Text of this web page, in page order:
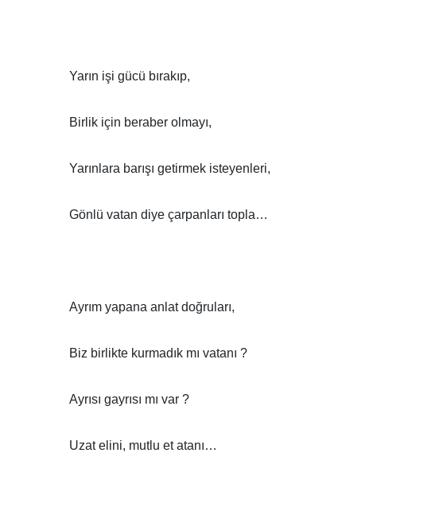
Yarın işi gücü bırakıp,
Birlik için beraber olmayı,
Yarınlara barışı getirmek isteyenleri,
Gönlü vatan diye çarpanları topla…
Ayrım yapana anlat doğruları,
Biz birlikte kurmadık mı vatanı ?
Ayrısı gayrısı mı var ?
Uzat elini, mutlu et atanı…